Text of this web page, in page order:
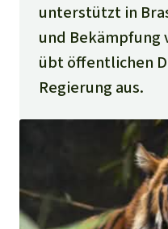
unterstützt in
und Bekämpfung
übt öffentlichen
Regierung aus.